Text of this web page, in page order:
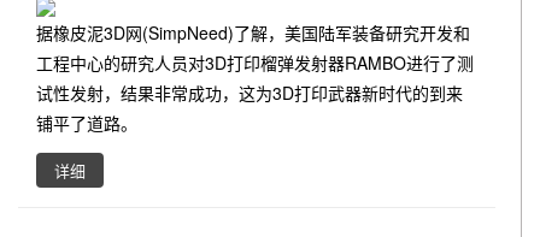
据橡皮泥3D网(SimpNeed)了解，美国陆军装备研究开发和
工程中心的研究人员对3D打印榴弹发射器RAMBO进行了测
试性发射，结果非常成功，这为3D打印武器新时代的到来
铺平了道路。
详细